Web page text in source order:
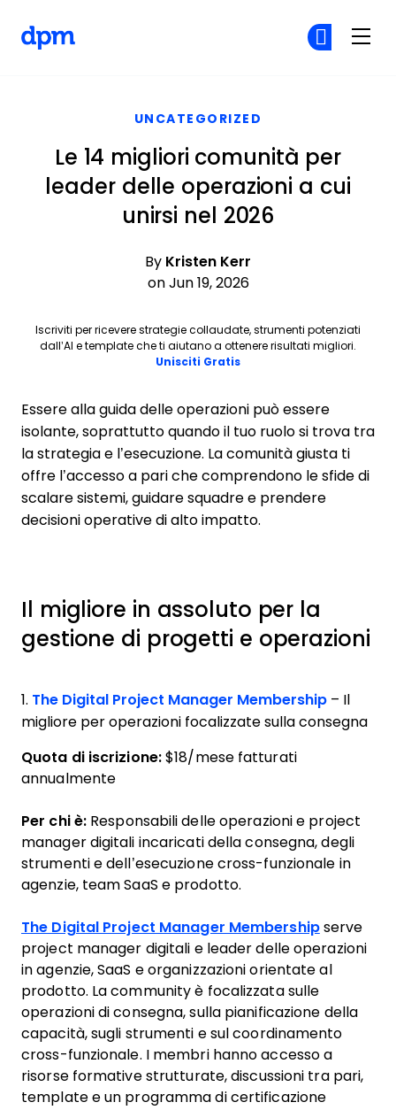
UNCATEGORIZED
Le 14 migliori comunità per
leader delle operazioni a cui
unirsi nel 2026
By Kristen Kerr
on Jun 19, 2026
Iscriviti per ricevere strategie collaudate, strumenti potenziati
dall’AI e template che ti aiutano a ottenere risultati migliori.
Unisciti GratisOpens new window
Essere alla guida delle operazioni può essere
isolante, soprattutto quando il tuo ruolo si trova tra
la strategia e l’esecuzione. La comunità giusta ti
offre l’accesso a pari che comprendono le sfide di
scalare sistemi, guidare squadre e prendere
decisioni operative di alto impatto.
Il migliore in assoluto per la
gestione di progetti e operazioni
1. The Digital Project Manager Membership – Il
migliore per operazioni focalizzate sulla consegna
Quota di iscrizione: $18/mese fatturati
annualmente
Per chi è: Responsabili delle operazioni e project
manager digitali incaricati della consegna, degli
strumenti e dell’esecuzione cross-funzionale in
agenzie, team SaaS e prodotto.
The Digital Project Manager Membershipserve
project manager digitali e leader delle operazioni
in agenzie, SaaS e organizzazioni orientate al
prodotto. La community è focalizzata sulle
operazioni di consegna, sulla pianificazione della
capacità, sugli strumenti e sul coordinamento
cross-funzionale. I membri hanno accesso a
risorse formative strutturate, discussioni tra pari,
template e un programma di certificazione